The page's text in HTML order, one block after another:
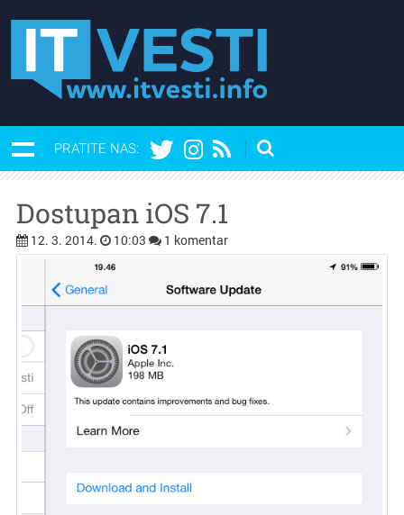
PRATITE NAS:
Dostupan iOS 7.1
12. 3. 2014. 10:03 1 komentar